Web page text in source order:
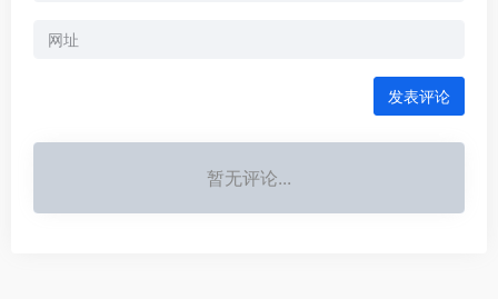
发表评论
暂无评论...